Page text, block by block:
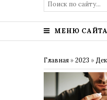
МЕНЮ САЙТА
Главная »2023 »